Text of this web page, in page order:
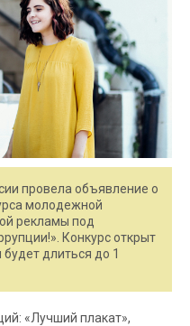
провела объявление о
молодежной
рекламы под
Конкурс открыт
длиться до 1
«Лучший плакат»,